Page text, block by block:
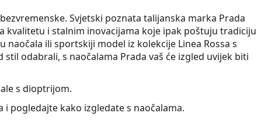
Svjetski poznata talijanska marka Prada
kvalitetu i stalnim inovacijama koje ipak poštuju tradiciju
ili sportskiji model iz kolekcije Linea Rossa s
odabrali, s naočalama Prada vaš će izgled uvijek biti
s dioptrijom.
pogledajte kako izgledate s naočalama.